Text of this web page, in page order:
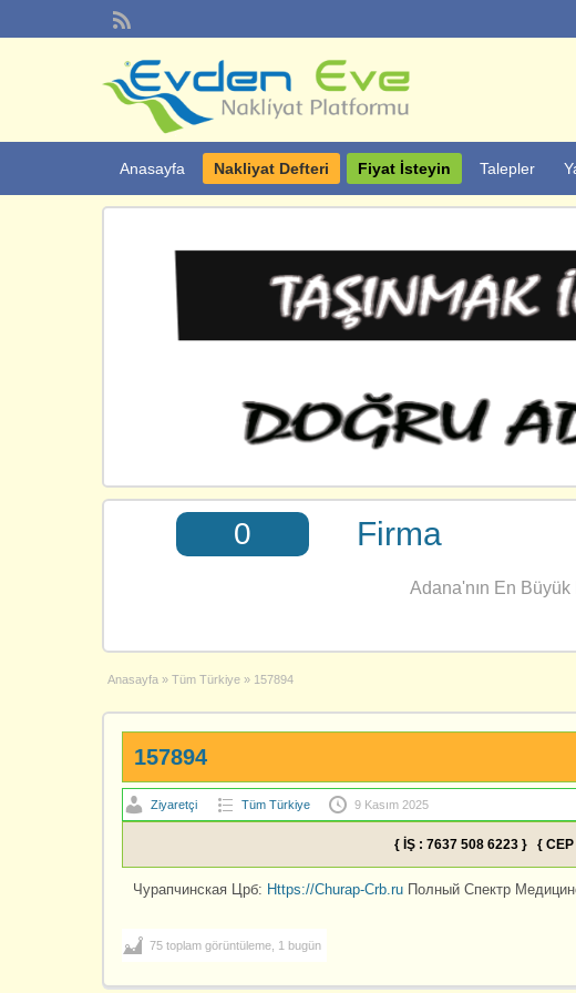
Anasayfa Nakliyat Defteri Fiyat İsteyin Talepler
0 Firma
Adana'nın En
Anasayfa » Tüm Türkiye » 157894
157894
Ziyaretçi Tüm Türkiye 9 Kasım 2025
{ İŞ : 7637 508 6223 } { CEP
Чурапчинская Црб: Https://Churap-Crb.ru Полный Спектр
75 toplam görüntüleme, 1 bugün